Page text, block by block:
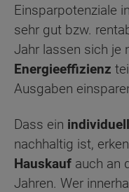
Einsparpotenziale
sehr gut bzw.
Jahr lassen sich je
Energieeffizienz
Ausgaben
Dass ein
nachhaltig ist,
Hauskauf auch an
Jahren. Wer